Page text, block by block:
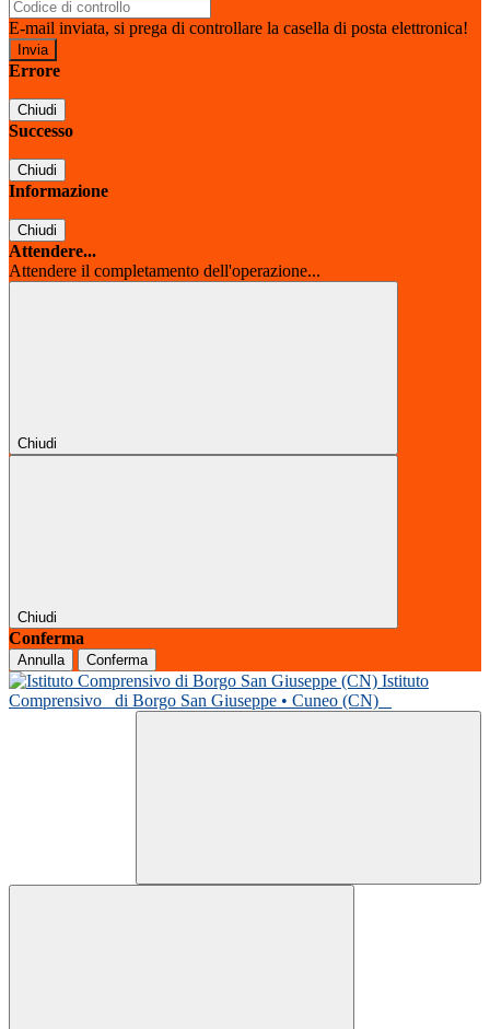
E-mail inviata, si prega di controllare la casella di posta elettronica!
Errore
Chiudi
Successo
Chiudi
Informazione
Chiudi
Attendere...
Attendere il completamento dell'operazione...
Chiudi
Chiudi
Conferma
Annulla Conferma
Istituto
Comprensivo
di Borgo San Giuseppe • Cuneo (CN)